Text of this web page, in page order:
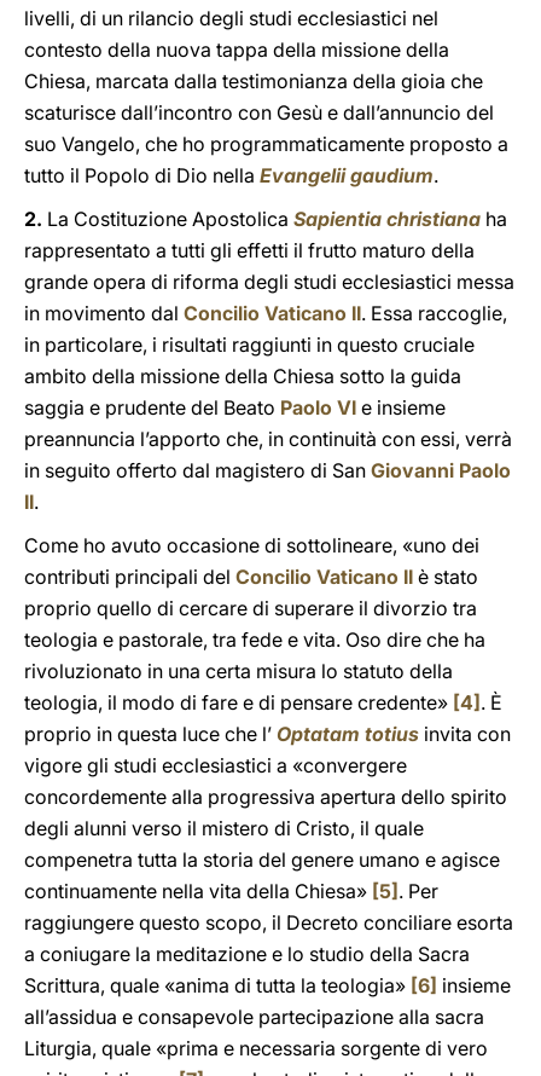
livelli, di un rilancio degli studi ecclesiastici nel
contesto della nuova tappa della missione della
Chiesa, marcata dalla testimonianza della gioia che
scaturisce dall’incontro con Gesù e dall’annuncio del
suo Vangelo, che ho programmaticamente proposto a
tutto il Popolo di Dio nella Evangelii gaudium.
2. La Costituzione Apostolica Sapientia christiana ha
rappresentato a tutti gli effetti il frutto maturo della
grande opera di riforma degli studi ecclesiastici messa
in movimento dal Concilio Vaticano II. Essa raccoglie,
in particolare, i risultati raggiunti in questo cruciale
ambito della missione della Chiesa sotto la guida
saggia e prudente del Beato Paolo VI e insieme
preannuncia l’apporto che, in continuità con essi, verrà
in seguito offerto dal magistero di San Giovanni Paolo
II.
Come ho avuto occasione di sottolineare, «uno dei
contributi principali del Concilio Vaticano II è stato
proprio quello di cercare di superare il divorzio tra
teologia e pastorale, tra fede e vita. Oso dire che ha
rivoluzionato in una certa misura lo statuto della
teologia, il modo di fare e di pensare credente» [4] . È
proprio in questa luce che l’ Optatam totius invita con
vigore gli studi ecclesiastici a «convergere
concordemente alla progressiva apertura dello spirito
degli alunni verso il mistero di Cristo, il quale
compenetra tutta la storia del genere umano e agisce
continuamente nella vita della Chiesa» [5] . Per
raggiungere questo scopo, il Decreto conciliare esorta
a coniugare la meditazione e lo studio della Sacra
Scrittura, quale «anima di tutta la teologia» [6] insieme
all’assidua e consapevole partecipazione alla sacra
Liturgia, quale «prima e necessaria sorgente di vero